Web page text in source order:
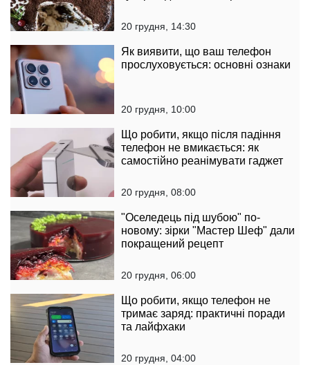
20 грудня, 14:30
Як виявити, що ваш телефон
прослуховується: основні ознаки
20 грудня, 10:00
Що робити, якщо після падіння
телефон не вмикається: як
самостійно реанімувати гаджет
20 грудня, 08:00
"Оселедець під шубою" по-
новому: зірки "Мастер Шеф" дали
покращений рецепт
20 грудня, 06:00
Що робити, якщо телефон не
тримає заряд: практичні поради
та лайфхаки
20 грудня, 04:00